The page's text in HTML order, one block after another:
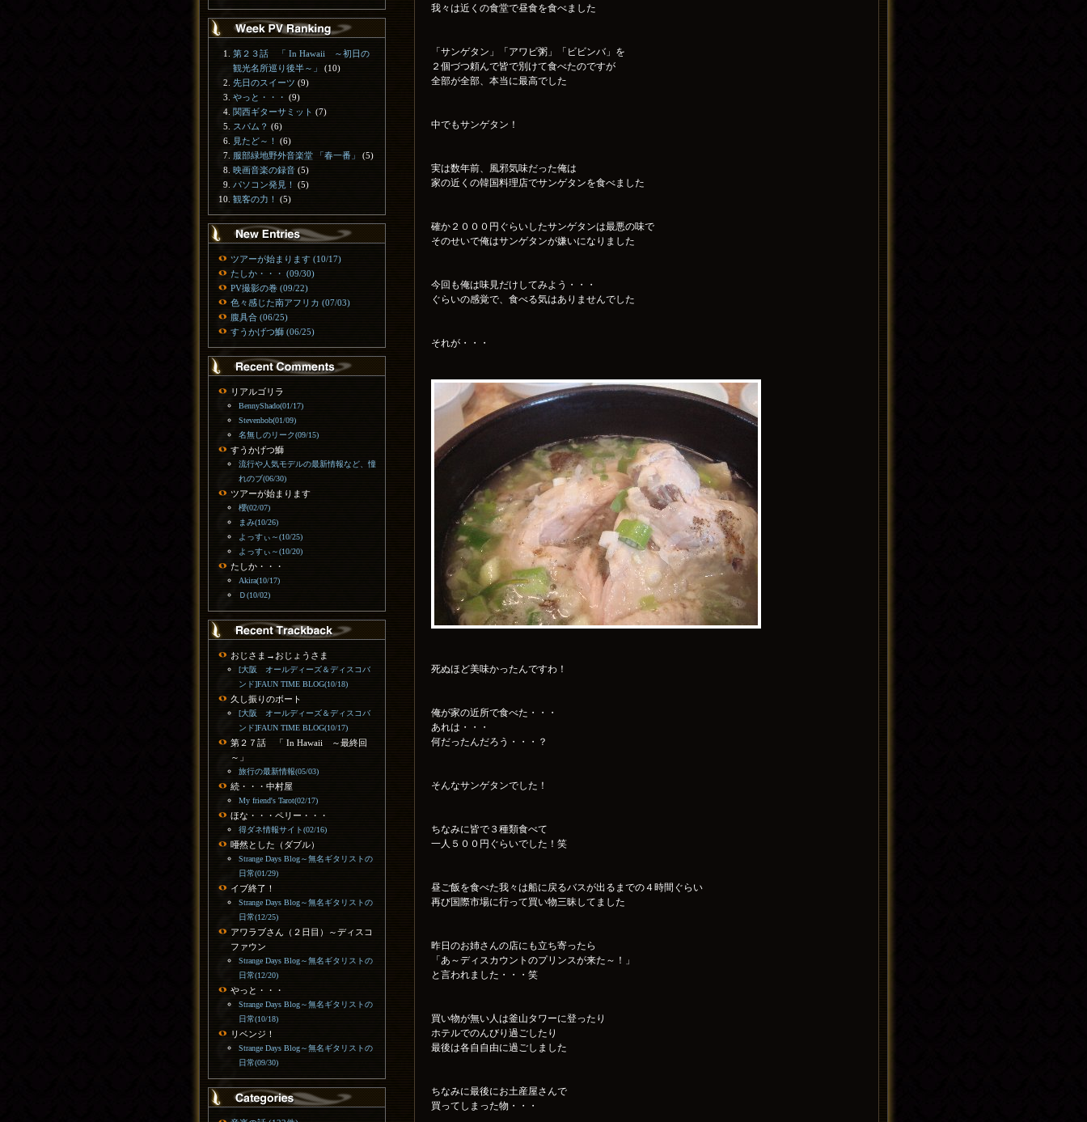
我々は近くの食堂で昼食を食べました
「サンゲタン」「アワビ粥」「ビビンバ」を
２個づつ頼んで皆で別けて食べたのですが
全部が全部、本当に最高でした
中でもサンゲタン！
実は数年前、風邪気味だった俺は
家の近くの韓国料理店でサンゲタンを食べました
確か２０００円ぐらいしたサンゲタンは最悪の味で
そのせいで俺はサンゲタンが嫌いになりました
今回も俺は味見だけしてみよう・・・
ぐらいの感覚で、食べる気はありませんでした
それが・・・
死ぬほど美味かったんですわ！
俺が家の近所で食べた・・・
あれは・・・
何だったんだろう・・・？
そんなサンゲタンでした！
ちなみに皆で３種類食べて
一人５００円ぐらいでした！笑
昼ご飯を食べた我々は船に戻るバスが出るまでの４時間ぐらい
再び国際市場に行って買い物三昧してました
昨日のお姉さんの店にも立ち寄ったら
「あ～ディスカウントのプリンスが来た～！」
と言われました・・・笑
買い物が無い人は釜山タワーに登ったり
ホテルでのんびり過ごしたり
最後は各自自由に過ごしました
ちなみに最後にお土産屋さんで
買ってしまった物・・・
第２３話 「 In Hawaii ～初日の
観光名所巡り後半～」
(10)
先日のスイーツ (9)
やっと・・・ (9)
関西ギターサミット (7)
スパム？ (6)
見たど～！
(6)
服部緑地野外音楽堂 「春一番」
(5)
映画音楽の録音 (5)
パソコン発見！
(5)
観客の力！
(5)
ツアーが始まります (10/17)
たしか・・・ (09/30)
PV撮影の巻 (09/22)
色々感じた南アフリカ (07/03)
腹具合 (06/25)
すうかげつ鰤 (06/25)
リアルゴリラ
BennyShado(01/17)
Stevenbob(01/09)
名無しのリーク(09/15)
すうかげつ鰤
流行や人気モデルの最新情報など、憧
れのブ(06/30)
ツアーが始まります
櫻(02/07)
まみ(10/26)
よっすぃ～(10/25)
よっすぃ～(10/20)
たしか・・・
Akira(10/17)
Ｄ(10/02)
おじさま→おじょうさま
[大阪 オールディーズ＆ディスコバ
ンド]FAUN TIME BLOG(10/18)
久し振りのボート
[大阪 オールディーズ＆ディスコバ
ンド]FAUN TIME BLOG(10/17)
第２７話 「 In Hawaii ～最終回
～」
旅行の最新情報(05/03)
続・・・中村屋
My friend's Tarot(02/17)
ほな・・・ペリー・・・
得ダネ情報サイト(02/16)
唖然とした（ダブル）
Strange Days Blog～無名ギタリストの
日常(01/29)
イブ終了！
Strange Days Blog～無名ギタリストの
日常(12/25)
アワラブさん（２日目）～ディスコ
ファウン
Strange Days Blog～無名ギタリストの
日常(12/20)
やっと・・・
Strange Days Blog～無名ギタリストの
日常(10/18)
リベンジ！
Strange Days Blog～無名ギタリストの
日常(09/30)